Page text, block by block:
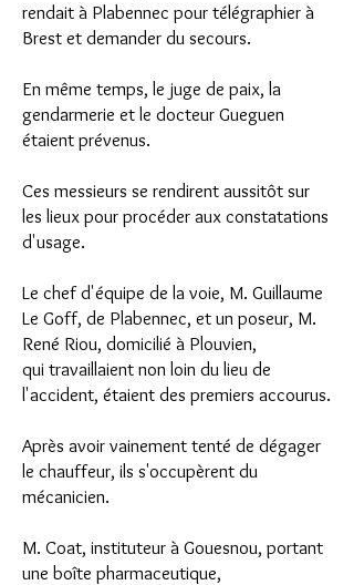
rendait à Plabennec pour télégraphier à
Brest et demander du secours.
En même temps, le juge de paix, la
gendarmerie et le docteur Gueguen
étaient prévenus.
Ces messieurs se rendirent aussitôt sur
les lieux pour procéder aux constatations
d'usage.
Le chef d'équipe de la voie, M. Guillaume
Le Goff, de Plabennec, et un poseur, M.
René Riou, domicilié à Plouvien,
qui travaillaient non loin du lieu de
l'accident, étaient des premiers accourus.
Après avoir vainement tenté de dégager
le chauffeur, ils s'occupèrent du
mécanicien.
M. Coat, instituteur à Gouesnou, portant
une boîte pharmaceutique,